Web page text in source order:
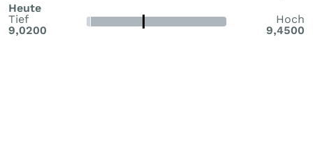
Heute
Tief
9,0200
Hoch
9,4500